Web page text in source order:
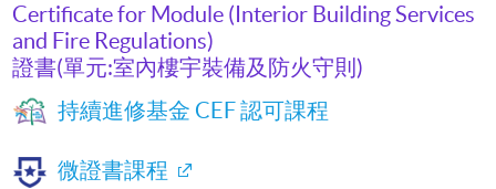
Certificate for Module (Interior Building Services
and Fire Regulations)
證書(單元:室內樓宇裝備及防火守則)
持續進修基金 CEF 認可課程
微證書課程